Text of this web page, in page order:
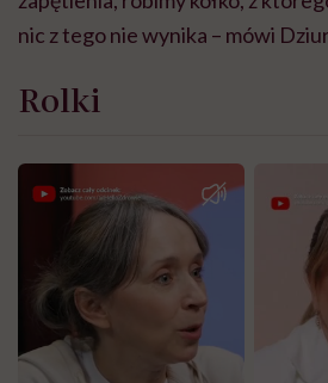
nic z tego nie wynika – mówi
Rolki